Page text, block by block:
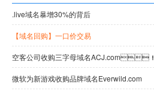
.live域名暴增30%的背后
【域名回购】一口价交易
空客公司收购三字母域名ACJ.com！
微软为新游戏收购品牌域名Everwild.com